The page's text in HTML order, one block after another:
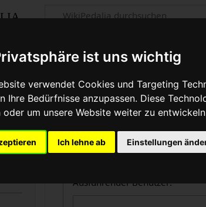
ist uns wichtig
verwendet Cookies und Targeting
Ihre Bedürfnisse anzupassen. Diese
oder um unsere Website weiter zu
Ich lehne ab Einstellungen
Zentrale öffentliche
Dies ist die kombinierte Anzeige
des Logbuchtyps, des Benutzers
beachtet werden).
Logbücher
Ausführender Benutzer: